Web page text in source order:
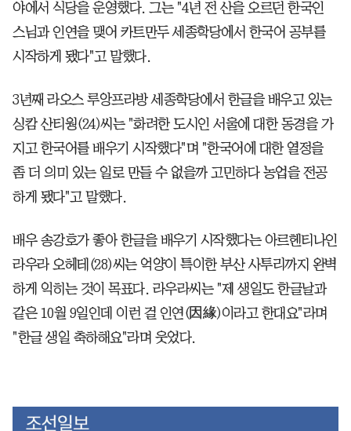
야에서 식당을 운영했다. 그는 "4년 전 산을 오르던 한국인
스님과 인연을 맺어 카트만두 세종학당에서 한국어 공부를
시작하게 됐다"고 말했다.
3년째 라오스 루앙프라방 세종학당에서 한글을 배우고 있는
싱캄 산티웡(24)씨는 "화려한 도시인 서울에 대한 동경을 가
지고 한국어를 배우기 시작했다"며 "한국어에 대한 열정을
좀 더 의미 있는 일로 만들 수 없을까 고민하다 농업을 전공
하게 됐다"고 말했다.
배우 송강호가 좋아 한글을 배우기 시작했다는 아르헨티나인
라우라 오헤테(28)씨는 억양이 특이한 부산 사투리까지 완벽
하게 익히는 것이 목표다. 라우라씨는 "제 생일도 한글날과
같은 10월 9일인데 이런 걸 인연(因緣)이라고 한대요"라며
"한글 생일 축하해요"라며 웃었다.